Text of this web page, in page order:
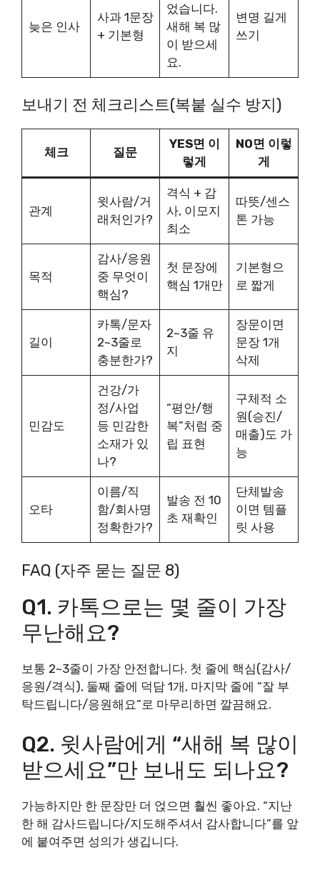
늦은 인사
사과 1문장
+ 기본형
었습니다.
새해 복 많
이 받으세
요.
변명 길게
쓰기
보내기 전 체크리스트(복붙 실수 방지)
체크 질문
YES면 이
렇게
NO면 이렇
게
관계
윗사람/거
래처인가?
격식 + 감
사, 이모지
최소
따뜻/센스
톤 가능
목적
감사/응원
중 무엇이
핵심?
첫 문장에
핵심 1개만
기본형으
로 짧게
길이
카톡/문자
2~3줄로
충분한가?
2~3줄 유
지
장문이면
문장 1개
삭제
민감도
건강/가
정/사업
등 민감한
소재가 있
나?
“평안/행
복”처럼 중
립 표현
구체적 소
원(승진/
매출)도 가
능
오타
이름/직
함/회사명
정확한가?
발송 전 10
초 재확인
단체발송
이면 템플
릿 사용
FAQ (자주 묻는 질문 8)
Q1. 카톡으로는 몇 줄이 가장
무난해요?
보통 2~3줄이 가장 안전합니다. 첫 줄에 핵심(감사/
응원/격식), 둘째 줄에 덕담 1개, 마지막 줄에 “잘 부
탁드립니다/응원해요”로 마무리하면 깔끔해요.
Q2. 윗사람에게 “새해 복 많이
받으세요”만 보내도 되나요?
가능하지만 한 문장만 더 얹으면 훨씬 좋아요. “지난
한 해 감사드립니다/지도해주셔서 감사합니다”를 앞
에 붙여주면 성의가 생깁니다.